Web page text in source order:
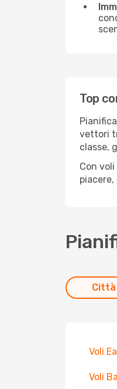
Top
vettori
classe,
Con
piacere,
Città
Voli
Voli